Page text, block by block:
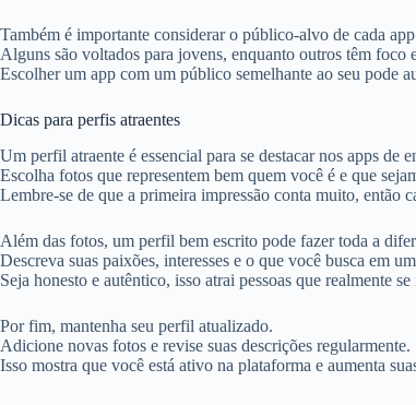
Também é importante considerar o público-alvo de cada
Alguns são voltados para jovens, enquanto outros têm foco
Escolher um app com um público semelhante ao seu pode
Dicas para perfis atraentes
Um perfil atraente é essencial para se destacar nos apps de
Escolha fotos que representem bem quem você é e que
Lembre-se de que a primeira impressão conta muito, então
Além das fotos, um perfil bem escrito pode fazer toda a
Descreva suas paixões, interesses e o que você busca em
Seja honesto e autêntico, isso atrai pessoas que realmente
Por fim, mantenha seu perfil atualizado.
Adicione novas fotos e revise suas descrições regularmente.
Isso mostra que você está ativo na plataforma e aumenta